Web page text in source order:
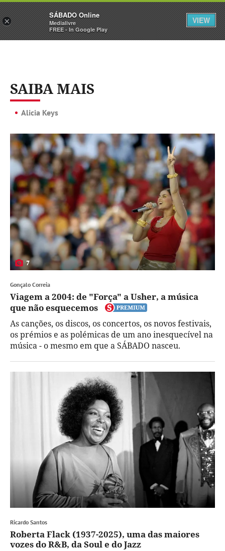
Sábado Assine Iniciar Sessão
SAIBA MAIS
Alicia Keys
7
Gonçalo Correia
Viagem a 2004: de "Força" a Usher, a música
que não esquecemos
As canções, os discos, os concertos, os novos festivais,
os prémios e as polémicas de um ano inesquecível na
música - o mesmo em que a SÁBADO nasceu.
Ricardo Santos
Roberta Flack (1937-2025), uma das maiores
vozes do R&B, da Soul e do Jazz
×
SÁBADO Online
Medialivre
FREE - In Google Play
VIEW